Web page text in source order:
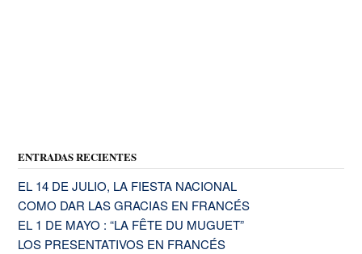
ENTRADAS RECIENTES
EL 14 DE JULIO, LA FIESTA NACIONAL
COMO DAR LAS GRACIAS EN FRANCÉS
EL 1 DE MAYO : “LA FÊTE DU MUGUET”
LOS PRESENTATIVOS EN FRANCÉS